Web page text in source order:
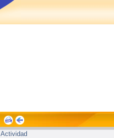
Actividad